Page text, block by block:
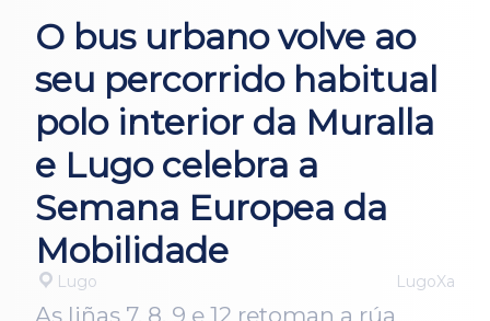
O bus urbano volve ao
seu percorrido habitual
polo interior da Muralla
e Lugo celebra a
Semana Europea da
Mobilidade
Lugo LugoXa
As liñas 7, 8, 9 e 12 retoman a rúa